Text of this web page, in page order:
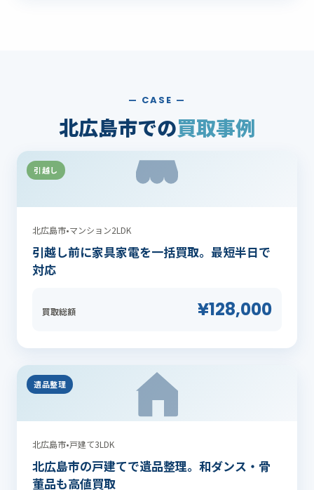
— CASE —
北広島市での買取事例
引越し
北広島市•マンション2LDK
引越し前に家具家電を一括買取。最短半日で
対応
買取総額 ¥128,000
遺品整理
北広島市•戸建て3LDK
北広島市の戸建てで遺品整理。和ダンス・骨
董品も高値買取